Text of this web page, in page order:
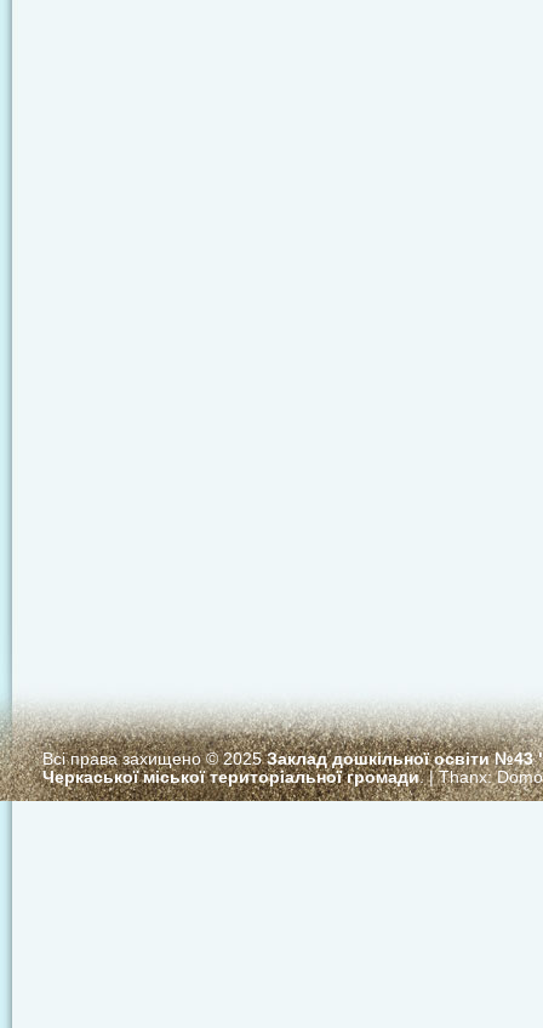
Всі права захищено © 2025Заклад дошкільної освіти
Черкаської міської територіальної громади. | Thanx: